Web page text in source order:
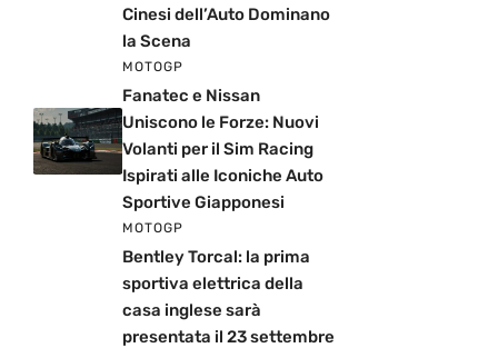
Cinesi dell’Auto Dominano
la Scena
MOTOGP
Fanatec e Nissan
Uniscono le Forze: Nuovi
Volanti per il Sim Racing
Ispirati alle Iconiche Auto
Sportive Giapponesi
MOTOGP
Bentley Torcal: la prima
sportiva elettrica della
casa inglese sarà
presentata il 23 settembre